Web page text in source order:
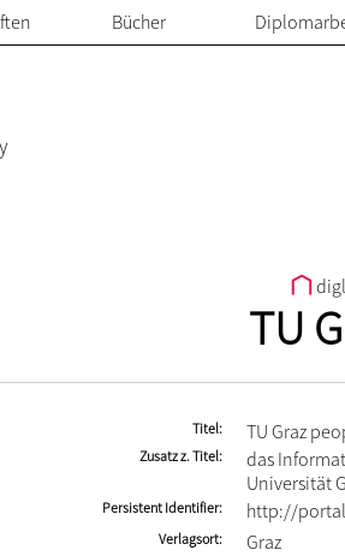
Bücher
TU
Titel TU Graz
Zusatz z. Titel
das
Universität
Persistent Identifier http://
Verlagsort Graz